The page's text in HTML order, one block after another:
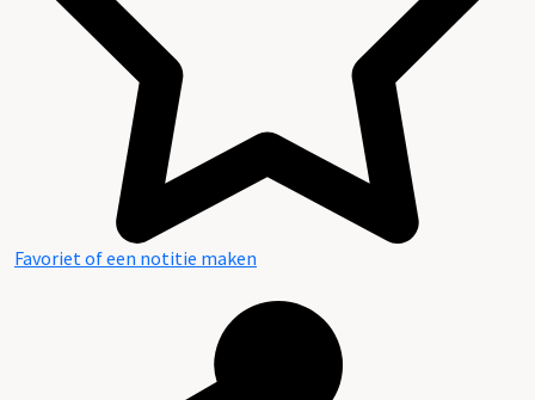
Favoriet of een notitie maken